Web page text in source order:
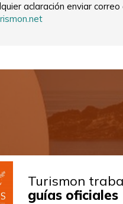
aclaración enviar
Turismon
guías oficiales